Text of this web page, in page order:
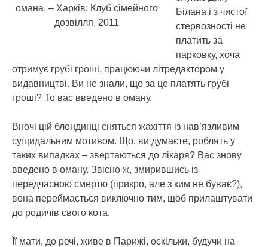
омана. – Харків: Клуб сімейного
дозвілля, 2011
Білана і з чистої
стервозності не
платить за
парковку, хоча
отримує грубі гроші, працюючи літредактором у
видавництві. Ви не знали, що за це платять грубі
гроші? То вас введено в оману.
Вночі цій блондинці сняться жахіття із нав’язливим
суїцидальним мотивом. Що, ви думаєте, роблять у
таких випадках – звертаються до лікаря? Вас знову
введено в оману. Звісно ж, змирившись із
передчасною смертю (прикро, але з ким не буває?),
вона переймається виключно тим, щоб прилаштувати
до родичів свого кота.
Її мати, до речі, живе в Парижі, оскільки, будучи на